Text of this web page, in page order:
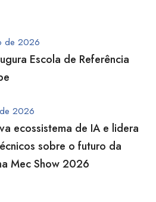
de 2026
Escola de Referência
2026
ecossistema de IA e lidera
sobre o futuro da
Mec Show 2026